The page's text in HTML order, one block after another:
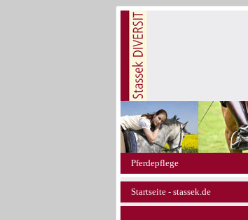
Pferdepflege
Startseite - stassek.de